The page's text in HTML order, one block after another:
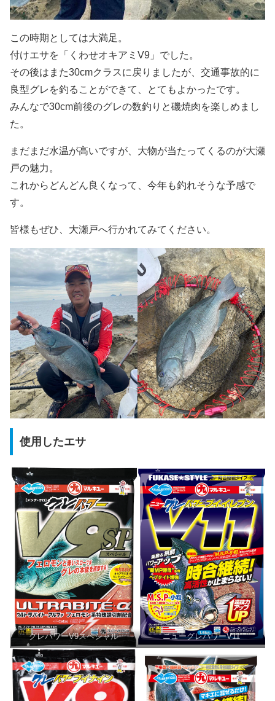
この時期としては大満足。
付けエサを「くわせオキアミV9」でした。
その後はまた30cmクラスに戻りましたが、交通事故的に
良型グレを釣ることができて、とてもよかったです。
みんなで30cm前後のグレの数釣りと磯焼肉を楽しめまし
た。
まだまだ水温が高いですが、大物が当たってくるのが大瀬
戸の魅力。
これからどんどん良くなって、今年も釣れそうな予感で
す。
皆様もぜひ、大瀬戸へ行かれてみてください。
使用したエサ
グレパワーV9スペシャル ニューグレパワーV11